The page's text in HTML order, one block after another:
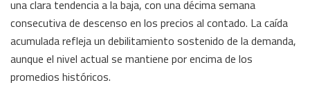
una clara tendencia a la baja, con una décima semana
consecutiva de descenso en los precios al contado. La caída
acumulada refleja un debilitamiento sostenido de la demanda,
aunque el nivel actual se mantiene por encima de los
promedios históricos.